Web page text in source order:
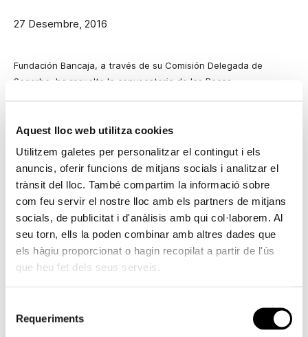
Aquest lloc web utilitza cookies
Utilitzem galetes per personalitzar el contingut i els
anuncis, oferir funcions de mitjans socials i analitzar el
trànsit del lloc. També compartim la informació sobre
com feu servir el nostre lloc amb els partners de mitjans
socials, de publicitat i d'anàlisis amb qui col·laborem. Al
seu torn, ells la poden combinar amb altres dades que
els hàgiu proporcionat o hagin recopilat a partir de l'ús
que heu fet dels seus serveis.
Requeriments
27 Desembre, 2016
Fundación Bancaja, a través de su Comisión Delegada de
Segorbe, ha resuelto la convocatoria de las Becas
personas de la comarca con el objetivo de impulsar la formación
En concreto, el programa Becas Internacionales Bancaja 2016
se ha resuelto con la concesión de tres becas, de 2.000 euros
cada una, a los estudiantes Ana Rubio Sierra, para realizar el
próximo curso en el grado en Traducción y Mediación
Interlingüística en la Universidad de Barcelona; Irene Ferrer
Cerezo, que aprovechará esta beca para el Grado de Negocios
Internacionales Grupo Alto Rendimiento Académico en la